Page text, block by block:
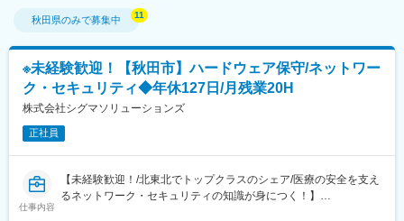
秋田県のみで募集中
※未経験歓迎！【秋田市】ハードウェア保守/ネットワー
ク・セキュリティ◆年休127日/月残業20H
株式会社シグマソリューションズ
正社員
仕事内容
【未経験歓迎！/北東北でトップクラスのシェア/医療の安全を支え
るネットワーク・セキュリティの知識が身につく！】